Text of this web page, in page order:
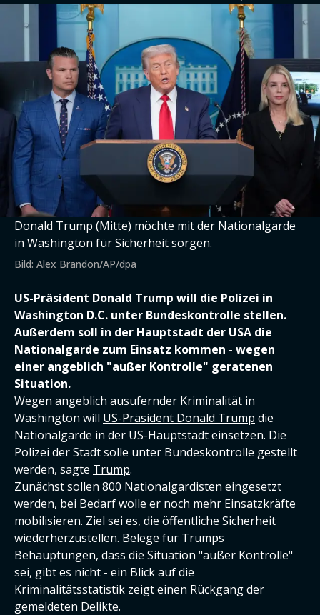
Donald Trump (Mitte) möchte mit der Nationalgarde
in Washington für Sicherheit sorgen.
Bild: Alex Brandon/AP/dpa
US-Präsident Donald Trump will die Polizei in
Washington D.C. unter Bundeskontrolle stellen.
Außerdem soll in der Hauptstadt der USA die
Nationalgarde zum Einsatz kommen - wegen
einer angeblich "außer Kontrolle" geratenen
Situation.
Wegen angeblich ausufernder Kriminalität in
Washington will US-Präsident Donald Trump die
Nationalgarde in der US-Hauptstadt einsetzen. Die
Polizei der Stadt solle unter Bundeskontrolle gestellt
werden, sagte Trump.
Zunächst sollen 800 Nationalgardisten eingesetzt
werden, bei Bedarf wolle er noch mehr Einsatzkräfte
mobilisieren. Ziel sei es, die öffentliche Sicherheit
wiederherzustellen. Belege für Trumps
Behauptungen, dass die Situation "außer Kontrolle"
sei, gibt es nicht - ein Blick auf die
Kriminalitätsstatistik zeigt einen Rückgang der
gemeldeten Delikte.